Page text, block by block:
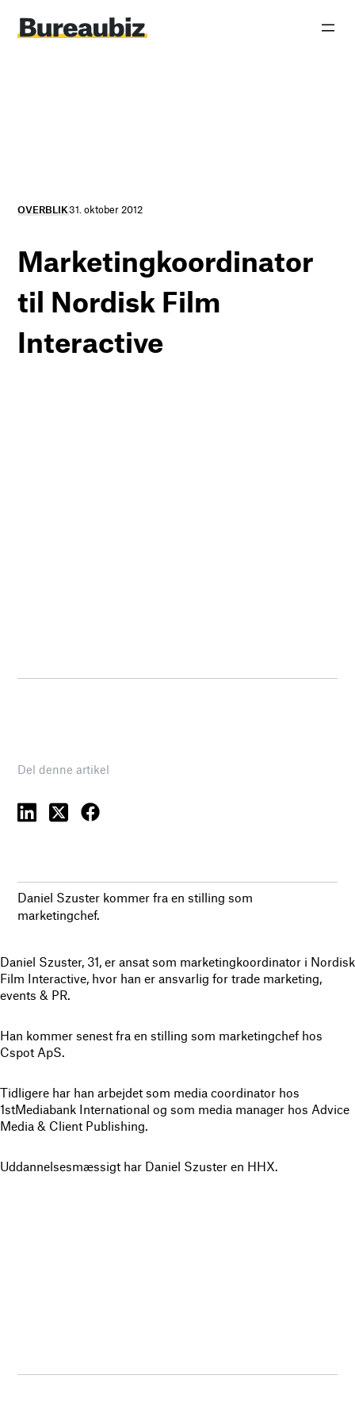
indhold
OVERBLIK31. oktober 2012
Marketingkoordinator
til Nordisk Film
Interactive
Del denne artikel
Daniel Szuster kommer fra en stilling som
marketingchef.
Daniel Szuster, 31, er ansat som marketingkoordinator i Nordisk
Film Interactive, hvor han er ansvarlig for trade marketing,
events & PR.
Han kommer senest fra en stilling som marketingchef hos
Cspot ApS.
Tidligere har han arbejdet som media coordinator hos
1stMediabank International og som media manager hos Advice
Media & Client Publishing.
Uddannelsesmæssigt har Daniel Szuster en HHX.